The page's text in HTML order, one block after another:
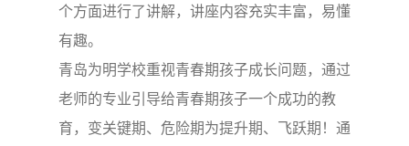
个方面进行了讲解，讲座内容充实丰富，易懂
有趣。
青岛为明学校重视青春期孩子成长问题，通过
老师的专业引导给青春期孩子一个成功的教
育，变关键期、危险期为提升期、飞跃期！通